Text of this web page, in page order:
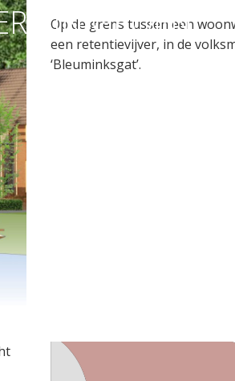
IN GROEN
Op de grens tussen een
een retentievijver, in de
‘Bleuminksgat’.